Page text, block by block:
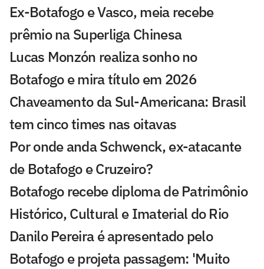
Ex-Botafogo e Vasco, meia recebe
prêmio na Superliga Chinesa
Lucas Monzón realiza sonho no
Botafogo e mira título em 2026
Chaveamento da Sul-Americana: Brasil
tem cinco times nas oitavas
Por onde anda Schwenck, ex-atacante
de Botafogo e Cruzeiro?
Botafogo recebe diploma de Patrimônio
Histórico, Cultural e Imaterial do Rio
Danilo Pereira é apresentado pelo
Botafogo e projeta passagem: 'Muito